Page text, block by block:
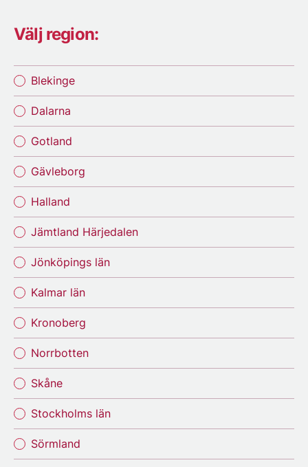
Välj region:
Blekinge
Dalarna
Gotland
Gävleborg
Halland
Jämtland Härjedalen
Jönköpings län
Kalmar län
Kronoberg
Norrbotten
Skåne
Stockholms län
Sörmland